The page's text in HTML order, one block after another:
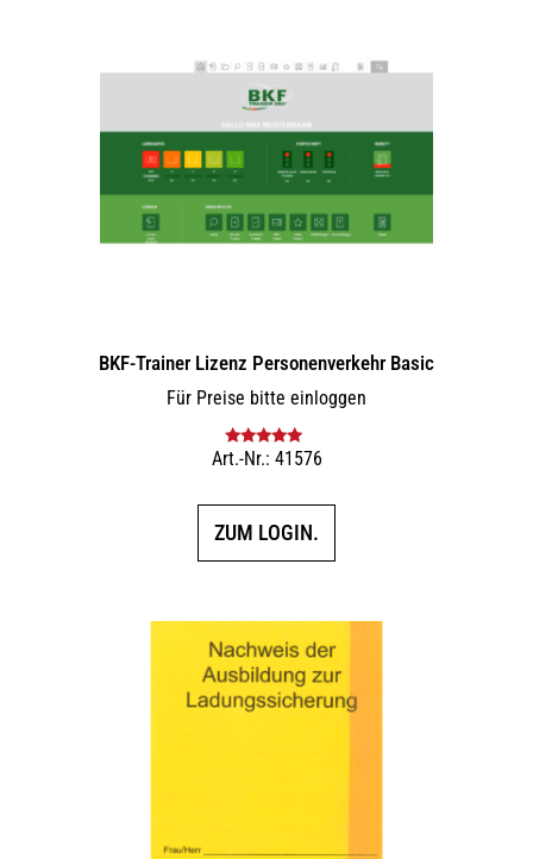
BKF-Trainer Lizenz Personenverkehr Basic
Für Preise bitte einloggen
Bewertet mit
Art.-Nr.: 41576
ZUM LOGIN.